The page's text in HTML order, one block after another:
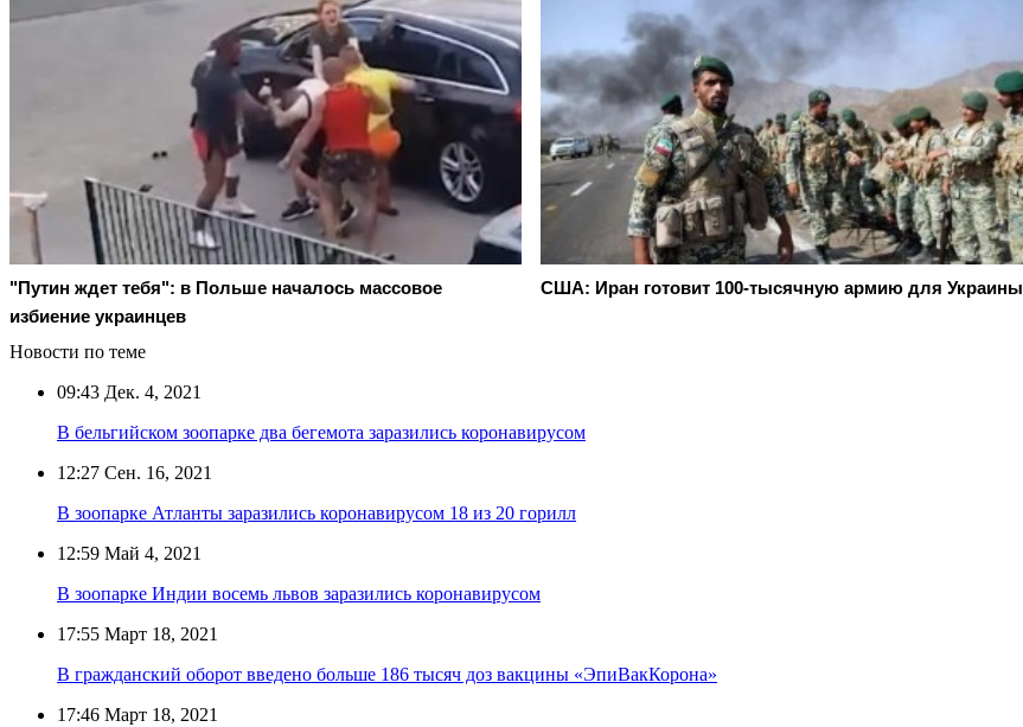
"Путин ждет тебя": в Польше началось массовое
избиение украинцев
США: Иран готовит 100-тысячную армию для Украины
Новости по теме
09:43 Дек. 4, 2021
В бельгийском зоопарке два бегемота заразились коронавирусом
12:27 Сен. 16, 2021
В зоопарке Атланты заразились коронавирусом 18 из 20 горилл
12:59 Май 4, 2021
В зоопарке Индии восемь львов заразились коронавирусом
17:55 Март 18, 2021
В гражданский оборот введено больше 186 тысяч доз вакцины «ЭпиВакКорона»
17:46 Март 18, 2021